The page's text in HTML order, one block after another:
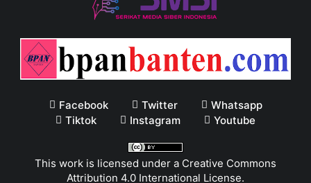
Facebook Twitter
Whatsapp
Tiktok
Instagram Youtube
This work is licensed under a Creative Commons
Attribution 4.0 International License.